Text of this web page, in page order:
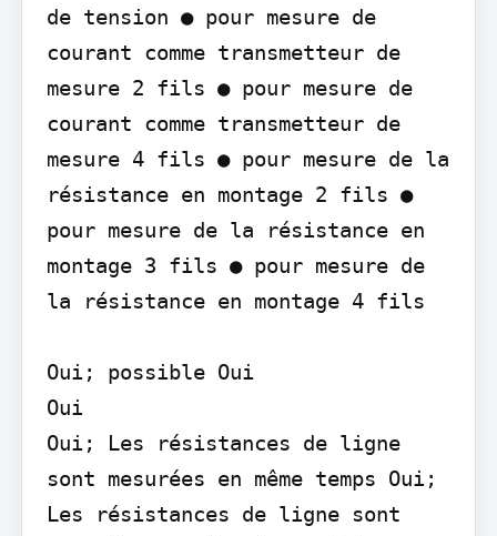
de tension ● pour mesure de
courant comme transmetteur de
mesure 2 fils ● pour mesure de
courant comme transmetteur de
mesure 4 fils ● pour mesure de la
résistance en montage 2 fils ●
pour mesure de la résistance en
montage 3 fils ● pour mesure de
la résistance en montage 4 fils
Oui; possible Oui
Oui
Oui; Les résistances de ligne
sont mesurées en même temps Oui;
Les résistances de ligne sont